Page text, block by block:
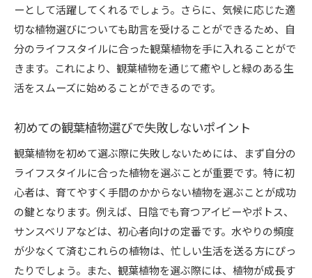
観葉植物を長持ちさせるための環境作り
初めての剪定！観葉植物の育て方入門
観葉植物の病気に対する対策法を知ろう
姫路市内で訪れるべき観葉植物のおすすめスポット
自然を感じる姫路市のスポットで観葉植物を楽
観葉植物をテーマにした姫路市の公園紹介
姫路市の観葉植物と触れ合える施設
観葉植物と一緒に行きたい姫路市のカフェ
季節ごとの観葉植物の楽しみ方
姫路市内で観葉植物に触れるイベント情報
癒しを求めて！観葉植物を通じて見つける新たな発
見
ーとして活躍してくれるでしょう。さらに、気候に応じた適
切な植物選びについても助言を受けることができるため、自
分のライフスタイルに合った観葉植物を手に入れることがで
きます。これにより、観葉植物を通じて癒やしと緑のある生
活をスムーズに始めることができるのです。
初めての観葉植物選びで失敗しないポイント
観葉植物を初めて選ぶ際に失敗しないためには、まず自分の
ライフスタイルに合った植物を選ぶことが重要です。特に初
心者は、育てやすく手間のかからない植物を選ぶことが成功
の鍵となります。例えば、日陰でも育つアイビーやポトス、
サンスベリアなどは、初心者向けの定番です。水やりの頻度
が少なくて済むこれらの植物は、忙しい生活を送る方にぴっ
たりでしょう。また、観葉植物を選ぶ際には、植物が成長す